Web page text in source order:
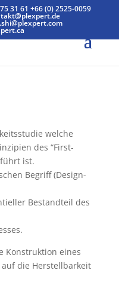
31 61+66 (0) 2525-0059
welche
des “First-
ist.
Begriff (Design-
Bestandteil des
Konstruktion eines
die Herstellbarkeit